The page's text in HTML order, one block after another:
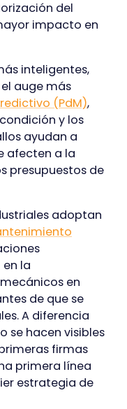
del
impacto en
inteligentes,
auge más
(PdM),
y los
ayudan a
afecten a la
presupuestos de
adoptan
la
en
de que se
A diferencia
se hacen visibles
firmas
primera línea
estrategia de